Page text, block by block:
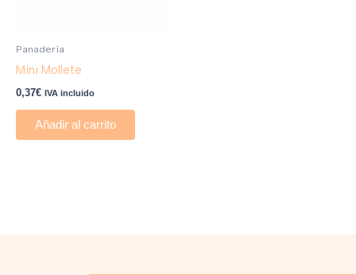
Panadería
Mini Mollete
0,37€ IVA incluido
Añadir al carrito